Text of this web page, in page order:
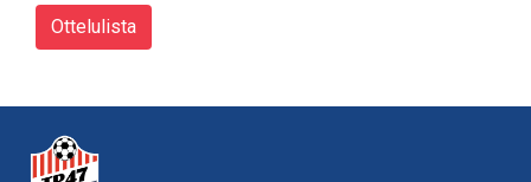
Ottelulista